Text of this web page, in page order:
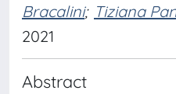
Bracalini; Tiziana
2021
Abstract